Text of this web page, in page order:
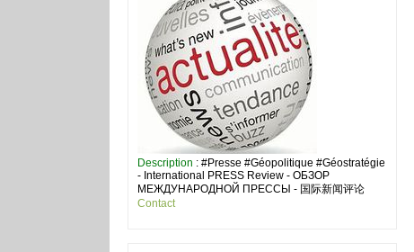
Description : #Presse #Géopolitique #Géostratégie
- International PRESS Review - ОБЗОР
МЕЖДУНАРОДНОЙ ПРЕССЫ - 国际新闻评论
Contact